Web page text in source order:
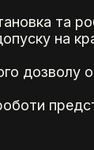
та
на
дозволу